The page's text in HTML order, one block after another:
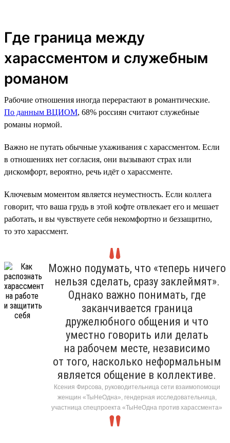
Где граница между
харассментом и служебным
романом
Рабочие отношения иногда перерастают в романтические.
По данным ВЦИОМ, 68% россиян считают служебные
романы нормой.
Важно не путать обычные ухаживания с харассментом. Если
в отношениях нет согласия, они вызывают страх или
дискомфорт, вероятно, речь идёт о харассменте.
Ключевым моментом является неуместность. Если коллега
говорит, что ваша грудь в этой кофте отвлекает его и мешает
работать, и вы чувствуете себя некомфортно и беззащитно,
то это харассмент.
Можно подумать, что «теперь ничего
нельзя сделать, сразу заклеймят».
Однако важно понимать, где
заканчивается граница
дружелюбного общения и что
уместно говорить или делать
на рабочем месте, независимо
от того, насколько неформальным
является общение в коллективе.
Ксения Фирсова, руководительница сети взаимопомощи
женщин «ТыНеОдна», гендерная исследовательница,
участница спецпроекта «ТыНеОдна против харассмента»